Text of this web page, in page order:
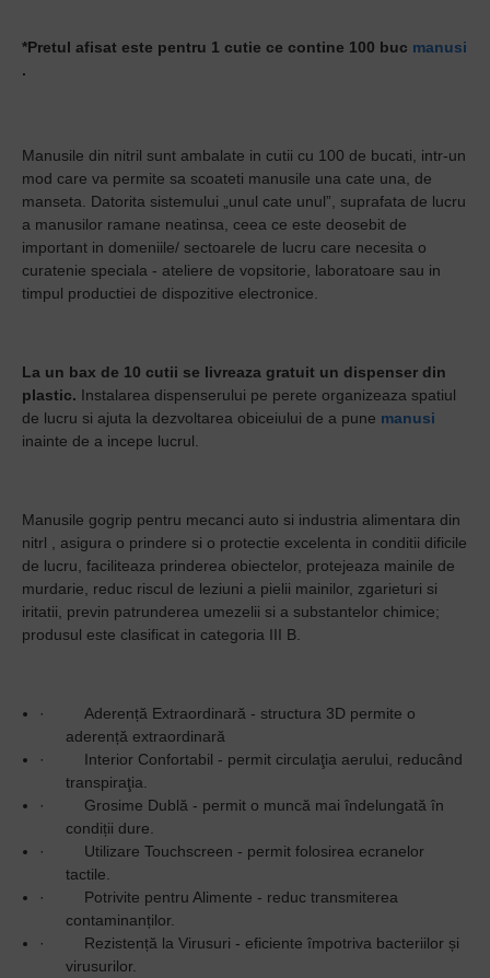
*Pretul afisat este pentru 1 cutie ce contine 100 buc manusi
.
Manusile din nitril sunt ambalate in cutii cu 100 de bucati, intr-un
mod care va permite sa scoateti manusile una cate una, de
manseta. Datorita sistemului „unul cate unul”, suprafata de lucru
a manusilor ramane neatinsa, ceea ce este deosebit de
important in domeniile/ sectoarele de lucru care necesita o
curatenie speciala - ateliere de vopsitorie, laboratoare sau in
timpul productiei de dispozitive electronice.
La un bax de 10 cutii se livreaza gratuit un dispenser din
plastic. Instalarea dispenserului pe perete organizeaza spatiul
de lucru si ajuta la dezvoltarea obiceiului de a pune manusi
inainte de a incepe lucrul.
Manusile gogrip pentru mecanci auto si industria alimentara din
nitrl , asigura o prindere si o protectie excelenta in conditii dificile
de lucru, faciliteaza prinderea obiectelor, protejeaza mainile de
murdarie, reduc riscul de leziuni a pielii mainilor, zgarieturi si
iritatii, previn patrunderea umezelii si a substantelor chimice;
produsul este clasificat in categoria III B.
·
Aderență Extraordinară - structura 3D permite o
aderență extraordinară
·
Interior Confortabil - permit circulaţia aerului, reducând
transpiraţia.
·
Grosime Dublă - permit o muncă mai îndelungată în
condiții dure.
·
Utilizare Touchscreen - permit folosirea ecranelor
tactile.
·
Potrivite pentru Alimente - reduc transmiterea
contaminanților.
·
Rezistență la Virusuri - eficiente împotriva bacteriilor și
virusurilor.